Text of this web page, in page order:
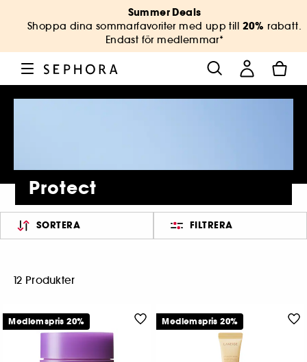
Summer Deals
Shoppa dina sommarfavoriter med upp till 20% rabatt.
Endast för medlemmar*
Protect
SORTERA FILTRERA
12 Produkter
Medlemspris 20% Medlemspris 20%